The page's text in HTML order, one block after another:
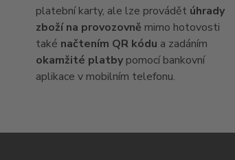
platební karty, ale lze provádět úhrady
zboží na provozovně mimo hotovosti
také načtením QR kódu a zadáním
okamžité platby pomocí bankovní
aplikace v mobilním telefonu.